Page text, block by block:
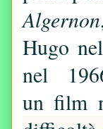
Algernon
Hugo
nel
un film